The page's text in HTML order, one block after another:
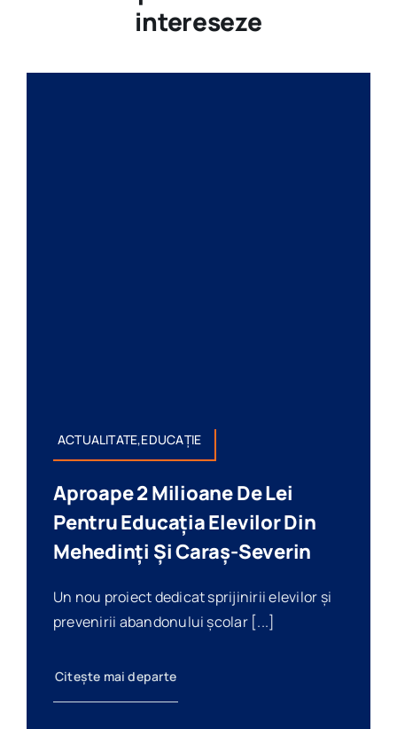
intereseze
ACTUALITATE,EDUCAȚIE
Aproape 2 Milioane De Lei
Pentru Educația Elevilor Din
Mehedinți Și Caraș-Severin
Un nou proiect dedicat sprijinirii elevilor și
prevenirii abandonului școlar [...]
Citește mai departe